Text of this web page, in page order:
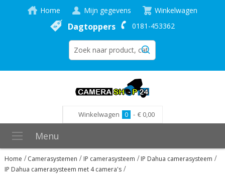
Home Mijn gegevens Winkelwagen
Dagtoppers 0181-453362
Winkelwagen 0 - € 0,00
Menu
Home Camerasystemen IP camerasysteem
IP Dahua camerasysteem
IP Dahua camerasysteem met 4 camera's